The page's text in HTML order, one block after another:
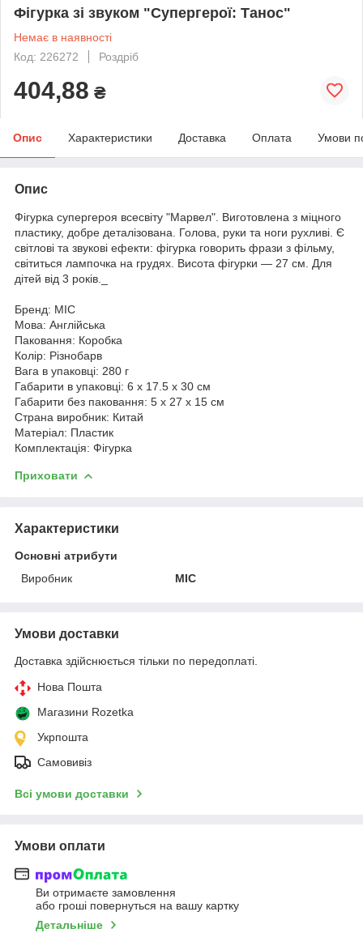
Фігурка зі звуком "Супергерої: Танос"
Немає в наявності
Код: 226272
Роздріб
404,88 ₴
Опис Характеристики Доставка Оплата Умови
Опис
Фігурка супергероя всесвіту "Марвел". Виготовлена з міцного
пластику, добре деталізована. Голова, руки та ноги рухливі. Є
світлові та звукові ефекти: фігурка говорить фрази з фільму,
світиться лампочка на грудях. Висота фігурки — 27 см. Для
дітей від 3 років._
Бренд: MIC
Мова: Англійська
Паковання: Коробка
Колір: Різнобарв
Вага в упаковці: 280 г
Габарити в упаковці: 6 x 17.5 x 30 см
Габарити без паковання: 5 x 27 x 15 см
Страна виробник: Китай
Матеріал: Пластик
Комплектація: Фігурка
Приховати
Характеристики
Основні атрибути
Виробник
MIC
Умови доставки
Доставка здійснюється тільки по передоплаті.
Нова Пошта
Магазини Rozetka
Укрпошта
Самовивіз
Всі умови доставки
Умови оплати
Ви отримаєте замовлення
або гроші повернуться на вашу картку
Детальніше